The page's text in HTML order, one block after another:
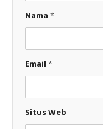
Nama *
Email *
Situs Web